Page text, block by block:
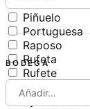
Pinot Noir
Piñuelo
Portuguesa
Raposo
Rufeta
Rufete
Sumoll
Syrah
BODEGA
Añadir…